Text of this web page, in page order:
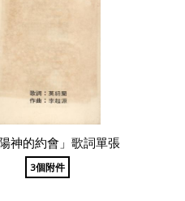
陽神的約會」歌詞單張
3個附件